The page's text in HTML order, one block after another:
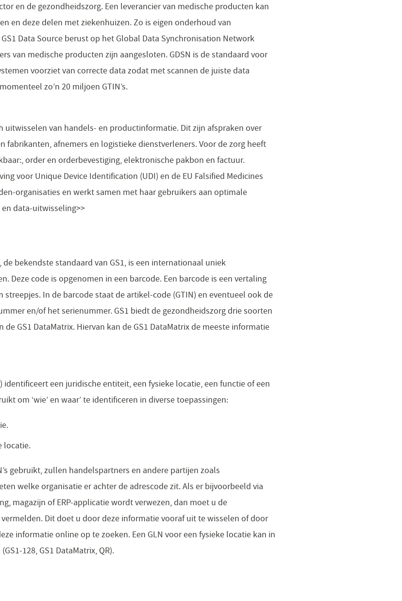
en de gezondheidszorg. Een leverancier van medische producten kan
en deze delen met ziekenhuizen. Zo is eigen onderhoud van
Data Source berust op het Global Data Synchronisation Network
van medische producten zijn aangesloten. GDSN is de standaard voor
voorziet van correcte data zodat met scannen de juiste data
zo’n 20 miljoen GTIN’s.
uitwisselen van handels- en productinformatie. Dit zijn afspraken over
fabrikanten, afnemers en logistieke dienstverleners. Voor de zorg heeft
order en orderbevestiging, elektronische pakbon en factuur.
voor Unique Device Identification (UDI) en de EU Falsified Medicines
organisaties en werkt samen met haar gebruikers aan optimale
data-uitwisseling>>​
de bekendste standaard van GS1, is een internationaal uniek
Deze code is opgenomen in een barcode. Een barcode is een vertaling
streepjes. In de barcode staat de artikel-code (GTIN) en eventueel ook de
en/of het serienummer. GS1 biedt de gezondheidszorg drie soorten
de GS1 DataMatrix. Hiervan kan de GS1 DataMatrix de meeste informatie
identificeert een juridische entiteit, een fysieke locatie, een functie of een
om ‘wie’ en waar’ te identificeren in diverse toepassingen:
locatie.
gebruikt, zullen handelspartners en andere partijen zoals
welke organisatie er achter de adrescode zit. Als er bijvoorbeeld via
magazijn of ERP-applicatie wordt verwezen, dan moet u de
Dit doet u door deze informatie vooraf uit te wisselen of door
informatie online op te zoeken. Een GLN voor een fysieke locatie kan in
128, GS1 DataMatrix, QR).